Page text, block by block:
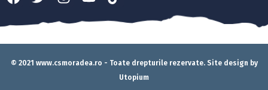
© 2021 www.csmoradea.ro - Toate drepturile rezervate. Site design by
Utopium